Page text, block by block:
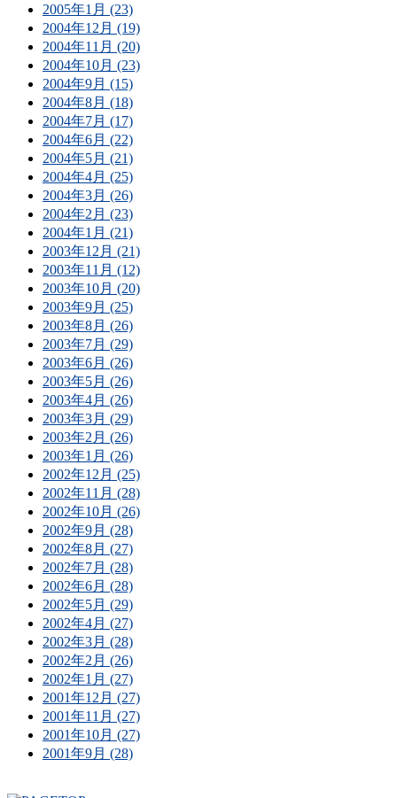
2005年1月 (23)
2004年12月 (19)
2004年11月 (20)
2004年10月 (23)
2004年9月 (15)
2004年8月 (18)
2004年7月 (17)
2004年6月 (22)
2004年5月 (21)
2004年4月 (25)
2004年3月 (26)
2004年2月 (23)
2004年1月 (21)
2003年12月 (21)
2003年11月 (12)
2003年10月 (20)
2003年9月 (25)
2003年8月 (26)
2003年7月 (29)
2003年6月 (26)
2003年5月 (26)
2003年4月 (26)
2003年3月 (29)
2003年2月 (26)
2003年1月 (26)
2002年12月 (25)
2002年11月 (28)
2002年10月 (26)
2002年9月 (28)
2002年8月 (27)
2002年7月 (28)
2002年6月 (28)
2002年5月 (29)
2002年4月 (27)
2002年3月 (28)
2002年2月 (26)
2002年1月 (27)
2001年12月 (27)
2001年11月 (27)
2001年10月 (27)
2001年9月 (28)